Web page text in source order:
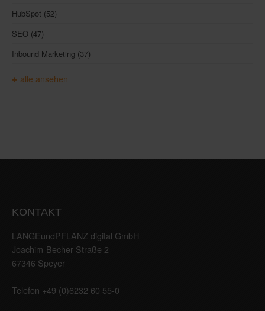
HubSpot (52)
SEO (47)
Inbound Marketing (37)
alle ansehen
KONTAKT
LANGEundPFLANZ digital GmbH
Joachim-Becher-Straße 2
67346 Speyer
Telefon +49 (0)6232 60 55-0